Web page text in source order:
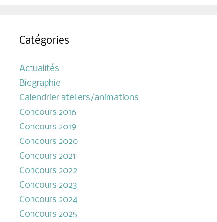
Catégories
Actualités
Biographie
Calendrier ateliers/animations
Concours 2016
Concours 2019
Concours 2020
Concours 2021
Concours 2022
Concours 2023
Concours 2024
Concours 2025